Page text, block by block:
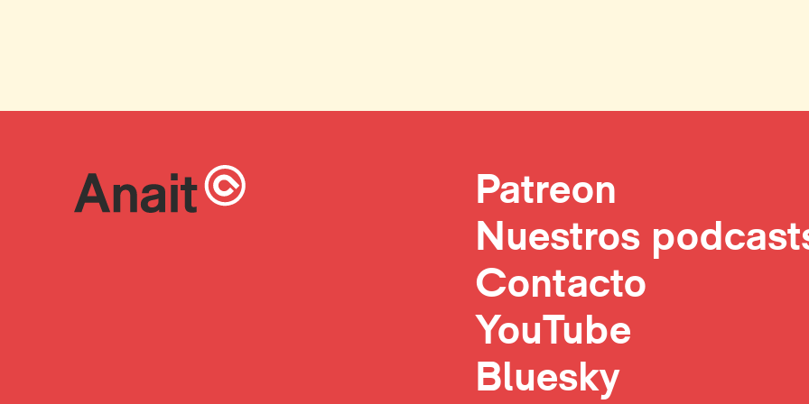
Patreon
Nuestros
Contacto
YouTube
Bluesky